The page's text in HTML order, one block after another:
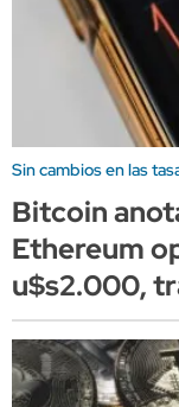
Sin cambios en las
Bitcoin
Ethereum
u$s2.000,